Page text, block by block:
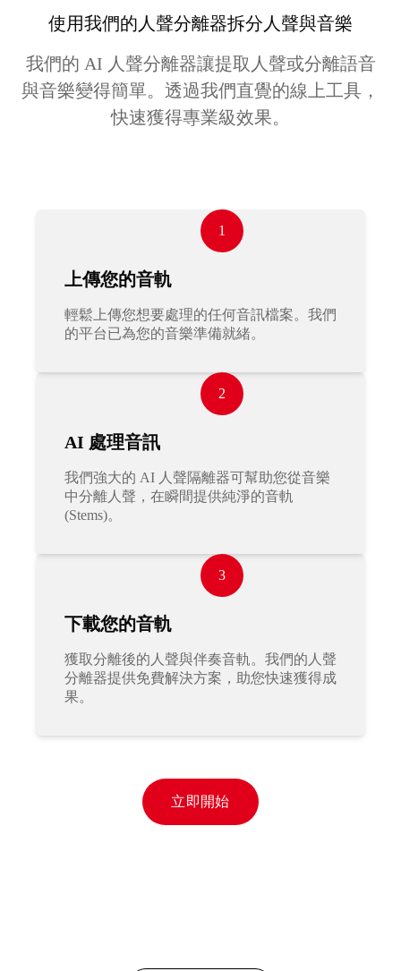
使用我們的人聲分離器拆分人聲與音樂
我們的 AI 人聲分離器讓提取人聲或分離語音
與音樂變得簡單。透過我們直覺的線上工具，
快速獲得專業級效果。
1
上傳您的音軌
輕鬆上傳您想要處理的任何音訊檔案。我們
的平台已為您的音樂準備就緒。
2
AI 處理音訊
我們強大的 AI 人聲隔離器可幫助您從音樂
中分離人聲，在瞬間提供純淨的音軌
(Stems)。
3
下載您的音軌
獲取分離後的人聲與伴奏音軌。我們的人聲
分離器提供免費解決方案，助您快速獲得成
果。
立即開始